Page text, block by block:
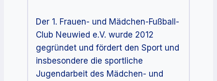
Der 1. Frauen- und Mädchen-Fußball-
Club Neuwied e.V. wurde 2012
gegründet und fördert den Sport und
insbesondere die sportliche
Jugendarbeit des Mädchen- und